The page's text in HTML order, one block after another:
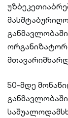
50-მდე